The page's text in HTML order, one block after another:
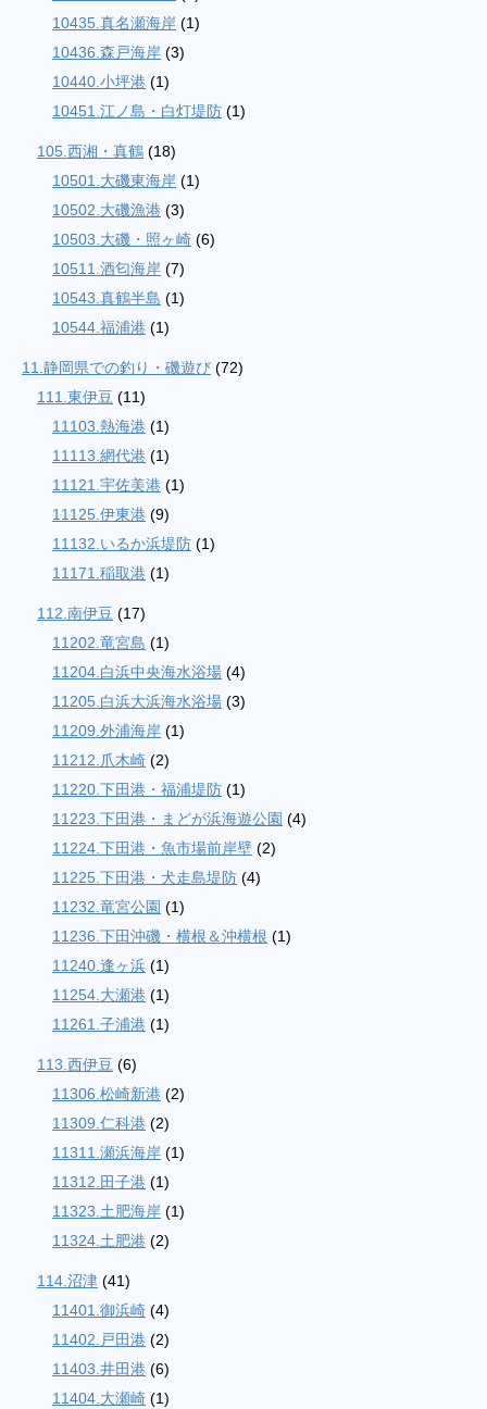
10435.真名瀬海岸 (1)
10436.森戸海岸 (3)
10440.小坪港 (1)
10451.江ノ島・白灯堤防 (1)
105.西湘・真鶴 (18)
10501.大磯東海岸 (1)
10502.大磯漁港 (3)
10503.大磯・照ヶ崎 (6)
10511.酒匂海岸 (7)
10543.真鶴半島 (1)
10544.福浦港 (1)
11.静岡県での釣り・磯遊び (72)
111.東伊豆 (11)
11103.熱海港 (1)
11113.網代港 (1)
11121.宇佐美港 (1)
11125.伊東港 (9)
11132.いるか浜堤防 (1)
11171.稲取港 (1)
112.南伊豆 (17)
11202.竜宮島 (1)
11204.白浜中央海水浴場 (4)
11205.白浜大浜海水浴場 (3)
11209.外浦海岸 (1)
11212.爪木崎 (2)
11220.下田港・福浦堤防 (1)
11223.下田港・まどが浜海遊公園 (4)
11224.下田港・魚市場前岸壁 (2)
11225.下田港・犬走島堤防 (4)
11232.竜宮公園 (1)
11236.下田沖磯・横根＆沖横根 (1)
11240.逢ヶ浜 (1)
11254.大瀬港 (1)
11261.子浦港 (1)
113.西伊豆 (6)
11306.松崎新港 (2)
11309.仁科港 (2)
11311.瀬浜海岸 (1)
11312.田子港 (1)
11323.土肥海岸 (1)
11324.土肥港 (2)
114.沼津 (41)
11401.御浜崎 (4)
11402.戸田港 (2)
11403.井田港 (6)
11404.大瀬崎 (1)